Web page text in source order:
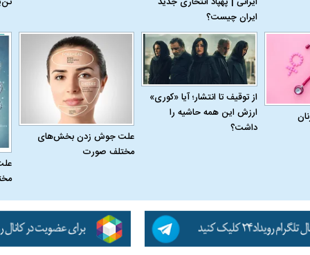
ایران چیست؟
از توقیف تا انتشار؛ آیا «کوری»
ارزش این همه حاشیه را
داشت؟
علت جوش زدن بخش‌های
مختلف صورت
شاه در ایران
و تاریخ ایران
عزاداری ماه
انجام می‌شد؟